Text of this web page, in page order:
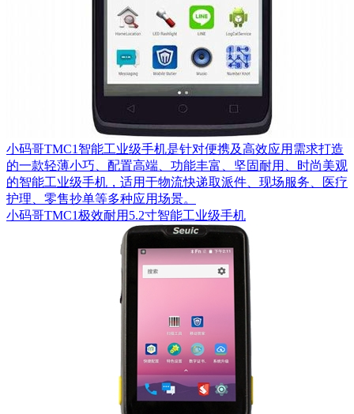
小码哥TMC1智能工业级手机是针对便携及高效应用需求打造
的一款轻薄小巧、配置高端、功能丰富、坚固耐用、时尚美观
的智能工业级手机，适用于物流快递取派件、现场服务、医疗
护理、零售抄单等多种应用场景。
小码哥TMC1极效耐用5.2寸智能工业级手机